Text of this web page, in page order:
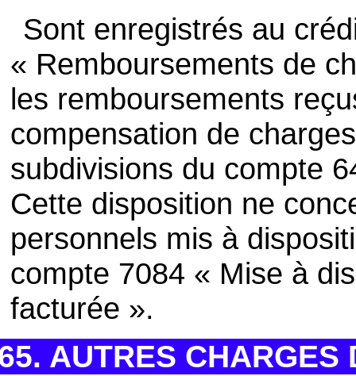
Sont enregistrés au
« Remboursements de
les remboursements
compensation de
subdivisions du compte
Cette disposition ne
personnels mis à
compte 7084 « Mise à
facturée ».
AUTRES CHARGES